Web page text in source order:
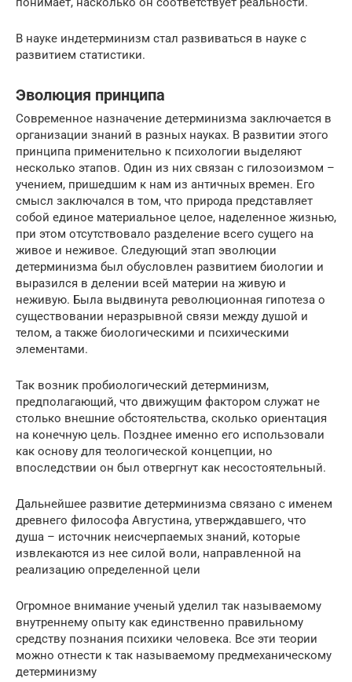
В науке индетерминизм стал развиваться в науке с
развитием статистики.
Эволюция принципа
Современное назначение детерминизма заключается в
организации знаний в разных науках. В развитии этого
принципа применительно к психологии выделяют
несколько этапов. Один из них связан с гилозоизмом –
учением, пришедшим к нам из античных времен. Его
смысл заключался в том, что природа представляет
собой единое материальное целое, наделенное жизнью,
при этом отсутствовало разделение всего сущего на
живое и неживое. Следующий этап эволюции
детерминизма был обусловлен развитием биологии и
выразился в делении всей материи на живую и
неживую. Была выдвинута революционная гипотеза о
существовании неразрывной связи между душой и
телом, а также биологическими и психическими
элементами.
Так возник пробиологический детерминизм,
предполагающий, что движущим фактором служат не
столько внешние обстоятельства, сколько ориентация
на конечную цель. Позднее именно его использовали
как основу для теологической концепции, но
впоследствии он был отвергнут как несостоятельный.
Дальнейшее развитие детерминизма связано с именем
древнего философа Августина, утверждавшего, что
душа – источник неисчерпаемых знаний, которые
извлекаются из нее силой воли, направленной на
реализацию определенной цели
Огромное внимание ученый уделил так называемому
внутреннему опыту как единственно правильному
средству познания психики человека. Все эти теории
можно отнести к так называемому предмеханическому
детерминизму